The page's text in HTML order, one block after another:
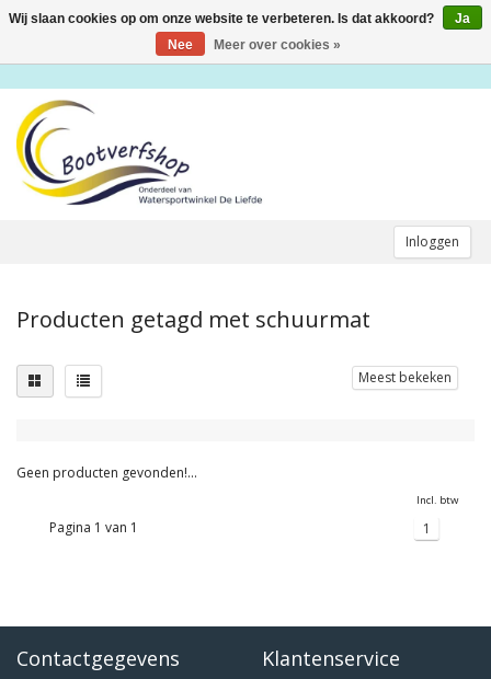
Inloggen
Toggle
Producten getagd met schuurmat
Meest bekeken
Geen producten gevonden!...
Incl. btw
Pagina 1 van 1 1
Contactgegevens Klantenservice
Wij slaan cookies op om onze website te verbeteren. Is dat akkoord?
Ja
Nee
Meer over cookies »